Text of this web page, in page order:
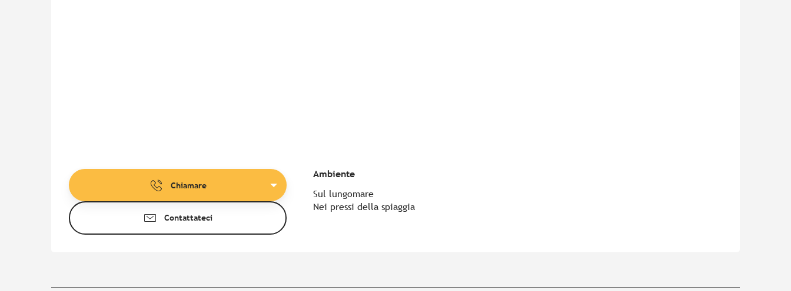
Chiamare
Contattateci
Ambiente
Ambiente
Sul lungomare
Nei pressi della spiaggia